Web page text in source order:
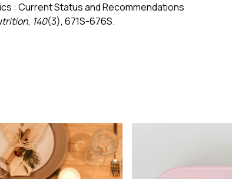
: Current Status and Recommendations
, 140(3), 671S-676S.